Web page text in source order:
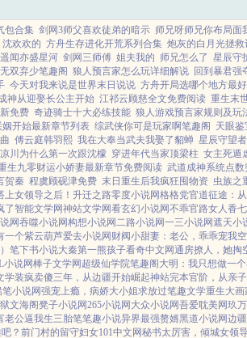
包合集 剑网3师父喜欢徒弟的暗示 师兄呀师兄你布局面
沈欢欢的 方舟生存进化开荒系列合集 炮灰的白月光拯救
闻亦盛星河 剑网三师傅 姐夫我的 师兄怎么了 星辰守
双弃少笔趣阁 狼人预言家怎么玩详细解说 回到暴君强
今天对我来说是世界末日说说 方舟开局选哪个地方最好
神从迎娶长公主开始 江祁云顾慈全文免费阅读 重生末
免费 奇迹骑士十大必练技能 狼人游戏预言家规则及玩
开始最新章节列表 综武侠你可是玩家啊笔趣阁 天眼
傅云庭韩羽熙 我在大奉当武夫我娶了貂蝉 星辰守望者
川为什么第一次跟沈檬 穿进年代当家顶梁柱 女主死遁
生九零财运小娇妻最新章节免费阅读 武道成神系统点数
贺秦 程虞顾砚津免费 末日重生后我疯狂囤物资 虫族之
上女领导之后！ 升迁之路零度小说网格格党官道征途：
了智能文学网神站文学网看玄幻小说网不乖官路女人香
网吞噬小说网构想小说网二路小说网一三小说网遮天小
一个紫云葫芦爱去小说网 财阀小甜妻：老公，乖乖宠我
笔下书小说大秦第一熊孩子看奇中文网通房撩人，她掏
小说网棒子文学网 超级仙学院笔趣阁 大明：我只想做一
学装疯卖傻三年，从边疆开始崛起神站完本官阶，从亲
笔小说网强宠上瘾，病娇大小姐求放过笔趣文学重生大画
文海阁凳子小说网265小说网 大众小说网吾爱耽美网玖
老公逼我生三胎笔笔趣小说异界最强赘婿黑道小说网边
？ 前门村的留守妇女101中文网秘书太厉害，倾城女领